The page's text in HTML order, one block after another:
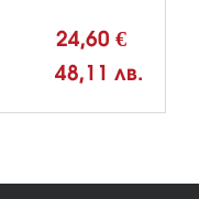
24,60 €
48,11 лв.